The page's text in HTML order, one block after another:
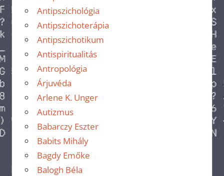
Antipszichológia
Antipszichoterápia
Antipszichotikum
Antispiritualitás
Antropológia
Árjuvéda
Arlene K. Unger
Autizmus
Babarczy Eszter
Babits Mihály
Bagdy Emőke
Balogh Béla